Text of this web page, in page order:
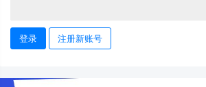
登录 注册新账号